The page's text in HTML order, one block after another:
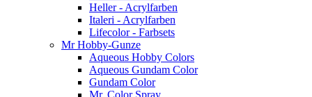
Heller - Acrylfarben
Italeri - Acrylfarben
Lifecolor - Farbsets
Mr Hobby-Gunze
Aqueous Hobby Colors
Aqueous Gundam Color
Gundam Color
Mr. Color Spray